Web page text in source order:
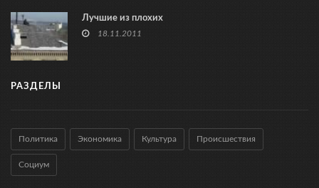
Лучшие из плохих
18.11.2011
РАЗДЕЛЫ
Политика Экономика Культура Происшествия
Социум